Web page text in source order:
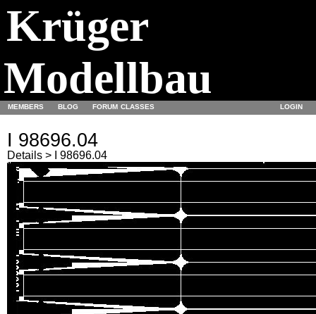
Krüger
Modellbau
MEMBERS BLOG FORUM CLASSES LOGIN
I 98696.04
Details > I 98696.04